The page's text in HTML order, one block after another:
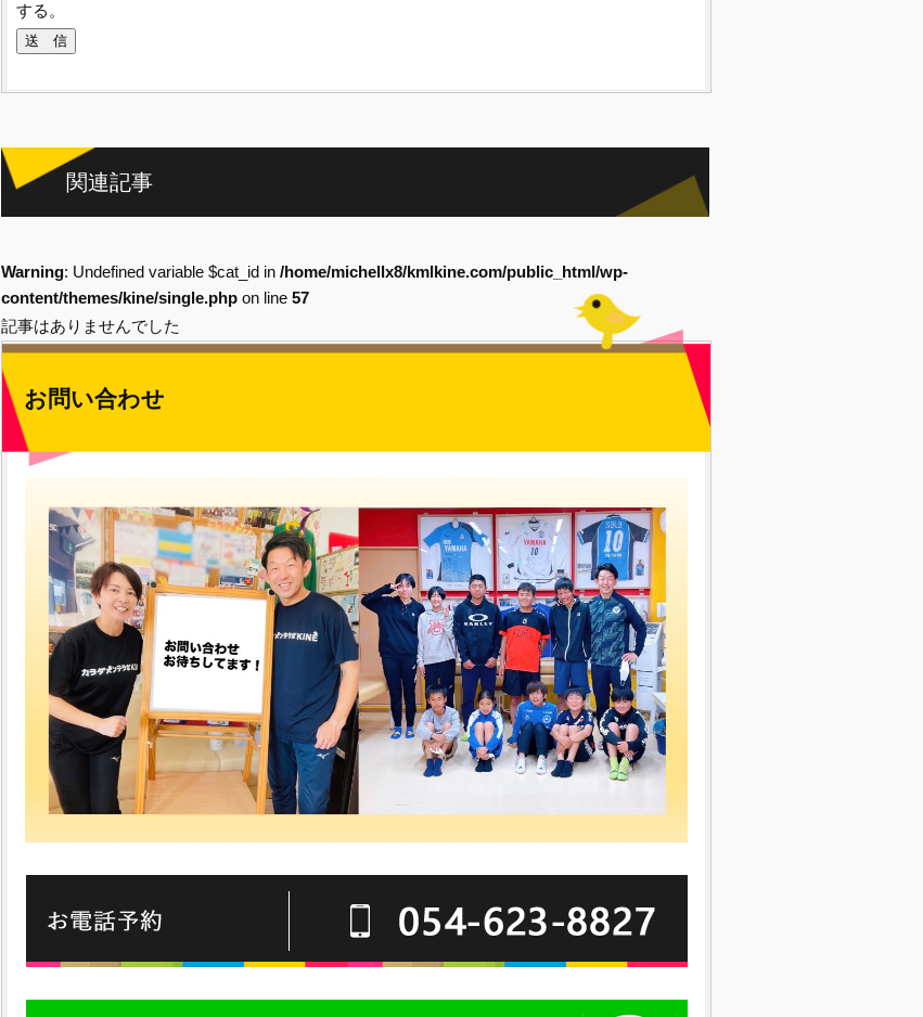
する。
関連記事
Warning: Undefined variable $cat_id in /home/michellx8/kmlkine.com/public_html/wp-
content/themes/kine/single.php on line 57
記事はありませんでした
お問い合わせ